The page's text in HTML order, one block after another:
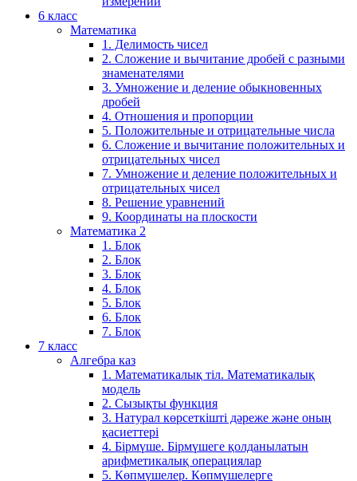
6 класс
Математика
1. Делимость чисел
2. Сложение и вычитание дробей с разными
знаменателями
3. Умножение и деление обыкновенных
дробей
4. Отношения и пропорции
5. Положительные и отрицательные числа
6. Сложение и вычитание положительных и
отрицательных чисел
7. Умножение и деление положительных и
отрицательных чисел
8. Решение уравнений
9. Координаты на плоскости
Математика 2
1. Блок
2. Блок
3. Блок
4. Блок
5. Блок
6. Блок
7. Блок
7 класс
Алгебра каз
1. Математикалық тіл. Математикалық
модель
2. Сызықты функция
3. Натурал көрсеткішті дәреже және оның
қасиеттері
4. Бірмүше. Бірмүшеге қолданылатын
арифметикалық операциялар
5. Көпмүшелер. Көпмүшелерге